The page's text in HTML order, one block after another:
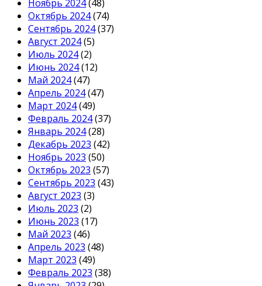
Ноябрь 2024(48)
Октябрь 2024(74)
Сентябрь 2024(37)
Август 2024(5)
Июль 2024(2)
Июнь 2024(12)
Май 2024(47)
Апрель 2024(47)
Март 2024(49)
Февраль 2024(37)
Январь 2024(28)
Декабрь 2023 (42)
Ноябрь 2023 (50)
Октябрь 2023 (57)
Сентябрь 2023 (43)
Август 2023 (3)
Июль 2023 (2)
Июнь 2023 (17)
Май 2023 (46)
Апрель 2023 (48)
Март 2023 (49)
Февраль 2023 (38)